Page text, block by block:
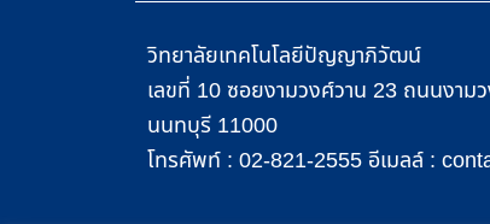
วิทยาลัยเทคโนโลยีปัญญาภิวัฒน์
เลขที่ 10 ซอยงามวงศ์วาน 23 ถนนงาม
นนทบุรี 11000
โทรศัพท์ : 02-821-2555 อีเมลล์ :